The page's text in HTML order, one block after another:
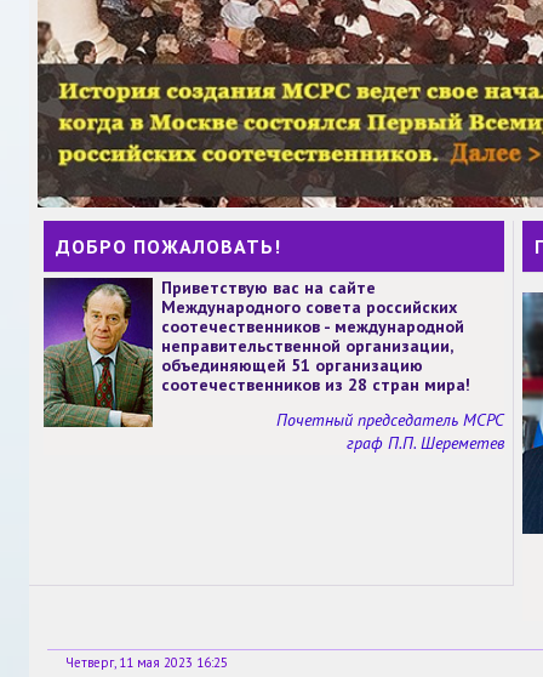
ДОБРО ПОЖАЛОВАТЬ!
Приветствую вас на сайте
Международного совета российских
соотечественников - международной
неправительственной организации,
объединяющей 51 организацию
соотечественников из 28 стран мира!
Почетный председатель МСРС
граф П.П. Шереметев
Четверг, 11 мая 2023 16:25